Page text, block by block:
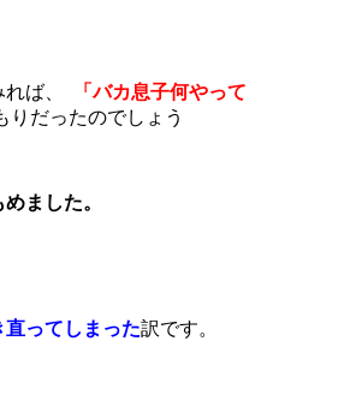
れば、
「バカ息子何やって
りだったのでしょう
ました。
直ってしまった訳です。